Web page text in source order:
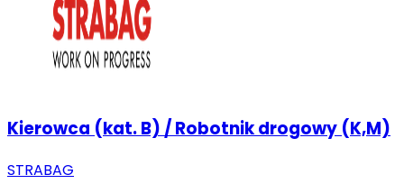
Kierowca (kat. B) / Robotnik drogowy (K,M)
STRABAG